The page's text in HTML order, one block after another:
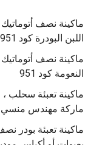
ماكينة نصف أتوماتيك
اللبن البودرة كود 951
ماكينة نصف أتوماتيك
النعومة كود 951
ماركة مهندس منسي